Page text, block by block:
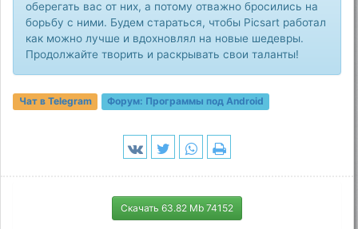
оберегать вас от них, а потому отважно бросились на
борьбу с ними. Будем стараться, чтобы Picsart работал
как можно лучше и вдохновлял на новые шедевры.
Продолжайте творить и раскрывать свои таланты!
Чат в Telegram Форум: Программы под Android
Скачать 63.82 Mb 74152